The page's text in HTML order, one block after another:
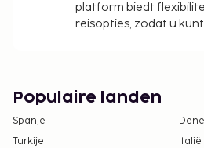
platform biedt
reisopties, zodat u
Populaire landen
Spanje
Turkije
Italië